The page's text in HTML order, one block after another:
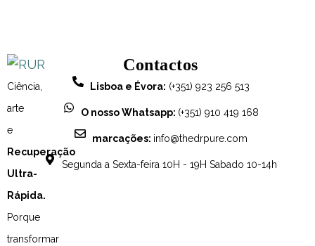
Ciência,
arte
e
Recuperação
Ultra-
Rápida.
Porque
transformar
Contactos
Lisboa e Évora: (+351) 923 256 513
O nosso Whatsapp: (+351) 910 419 168
marcações: info@thedrpure.com
Segunda a Sexta-feira 10H - 19H Sabado 10-14h